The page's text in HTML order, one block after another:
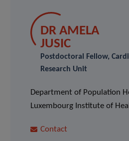
DR AMELA
JUSIC
Postdoctoral Fellow,
Research Unit
Department of Population
Luxembourg Institute of
Contact